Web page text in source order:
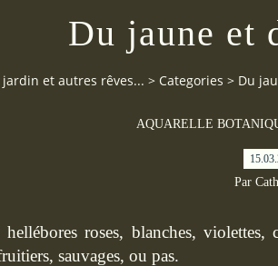
Du jaune et
et autres rêves... > Categories > Du
AQUARELLE
Par
hellébores roses, blanches,
sauvages, ou pas.